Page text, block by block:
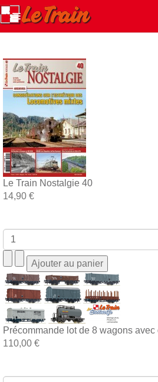
Le Train Nostalgie 40
14,90 €
Précommande lot de 8 wagons avec
110,00 €